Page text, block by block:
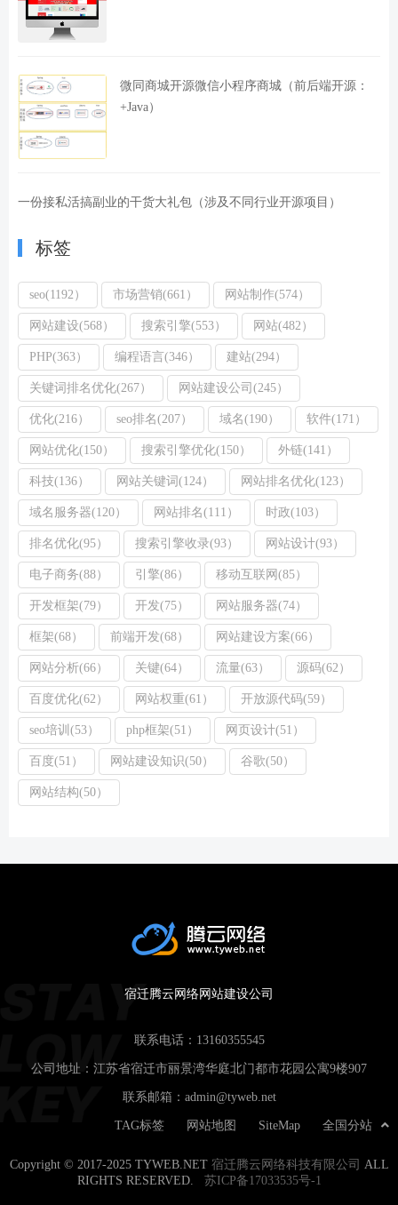
微同商城开源微信小程序商城（前后端开源：
+Java）
一份接私活搞副业的干货大礼包（涉及不同行业开源项目）
标签
seo(1192） 市场营销(661） 网站制作(574）
网站建设(568） 搜索引擎(553） 网站(482）
PHP(363） 编程语言(346） 建站(294）
关键词排名优化(267） 网站建设公司(245）
优化(216） seo排名(207） 域名(190） 软件(171）
网站优化(150） 搜索引擎优化(150） 外链(141）
科技(136） 网站关键词(124） 网站排名优化(123）
域名服务器(120） 网站排名(111） 时政(103）
排名优化(95） 搜索引擎收录(93） 网站设计(93）
电子商务(88） 引擎(86） 移动互联网(85）
开发框架(79） 开发(75） 网站服务器(74）
框架(68） 前端开发(68） 网站建设方案(66）
网站分析(66） 关键(64） 流量(63） 源码(62）
百度优化(62） 网站权重(61） 开放源代码(59）
seo培训(53） php框架(51） 网页设计(51）
百度(51） 网站建设知识(50） 谷歌(50）
网站结构(50）
宿迁腾云网络网站建设公司
联系电话： 13160355545
公司地址：江苏省宿迁市丽景湾华庭北门都市花园公寓9楼907
联系邮箱： admin@tyweb.net
全国分站
SiteMap
网站地图
TAG标签
Copyright © 2017-2025 TYWEB.NET 宿迁腾云网络科技有限公司 ALL
RIGHTS RESERVED. 苏ICP备17033535号-1